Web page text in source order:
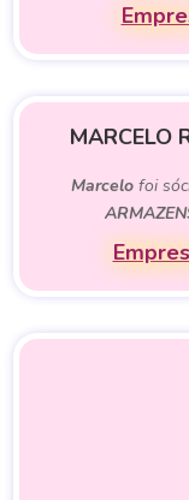
MARCELO
Marcelo foi